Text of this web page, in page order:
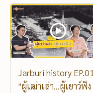
Jarburi history EP.01
"ผู้เฒ่าเล่า...ผู้เยาว์ฟัง